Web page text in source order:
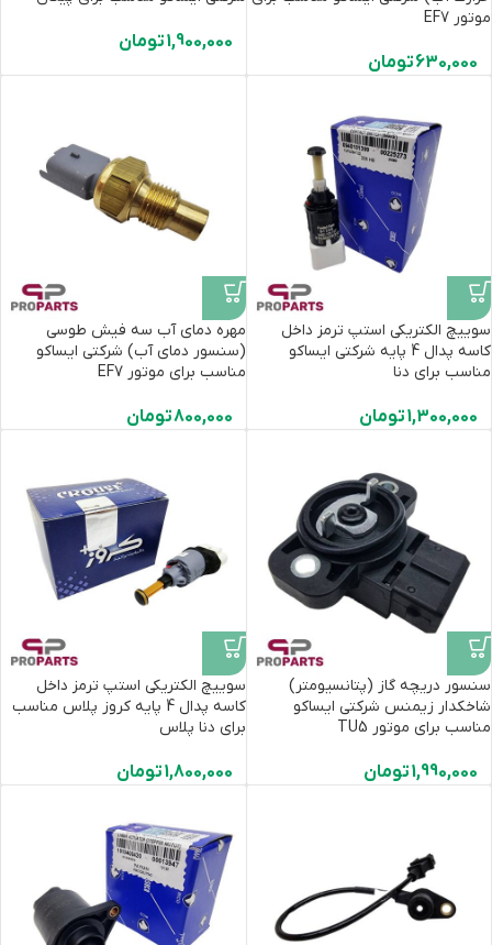
موتور EF7
630,000تومان
1,900,000تومان
سوییچ الکتریکی استپ ترمز داخل
کاسه پدال 4 پایه شرکتی ایساکو
مناسب برای دنا
1,300,000تومان
مهره دمای آب سه فیش طوسی
(سنسور دمای آب) شرکتی ایساکو
مناسب برای موتور EF7
800,000تومان
سنسور دریچه گاز (پتانسیومتر)
شاخکدار زیمنس شرکتی ایساکو
مناسب برای موتور TU5
1,990,000تومان
سوییچ الکتریکی استپ ترمز داخل
کاسه پدال 4 پایه کروز پلاس مناسب
برای دنا پلاس
1,800,000تومان